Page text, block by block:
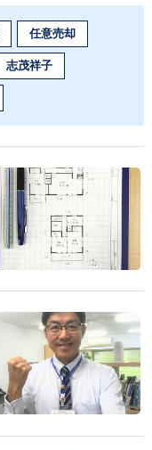
任意売却
志茂祥子